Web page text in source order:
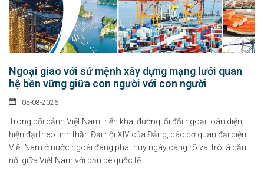
Ngoại giao với sứ mệnh xây dựng mạng lưới quan
hệ bền vững giữa con người với con người
05-08-2026
Trong bối cảnh Việt Nam triển khai đường lối đối ngoại toàn diện,
hiện đại theo tinh thần Đại hội XIV của Đảng, các cơ quan đại diện
Việt Nam ở nước ngoài đang phát huy ngày càng rõ vai trò là cầu
nối giữa Việt Nam với bạn bè quốc tế.